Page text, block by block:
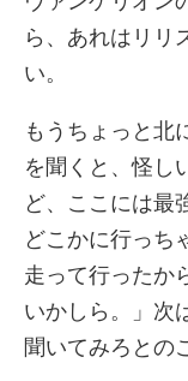
ら、あれはリリ
い。
もうちょっと北
を聞くと、怪し
ど、ここには最
どこかに行っち
走って行ったか
いかしら。」次
聞いてみろとの